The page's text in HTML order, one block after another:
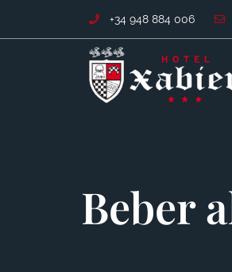
+34 948 884 006
Beber